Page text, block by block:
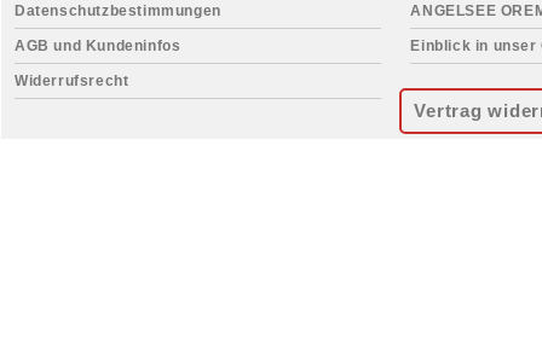
Datenschutzbestimmungen
AGB und Kundeninfos
Widerrufsrecht
ANGELSEE
Einblick in unser
Vertrag